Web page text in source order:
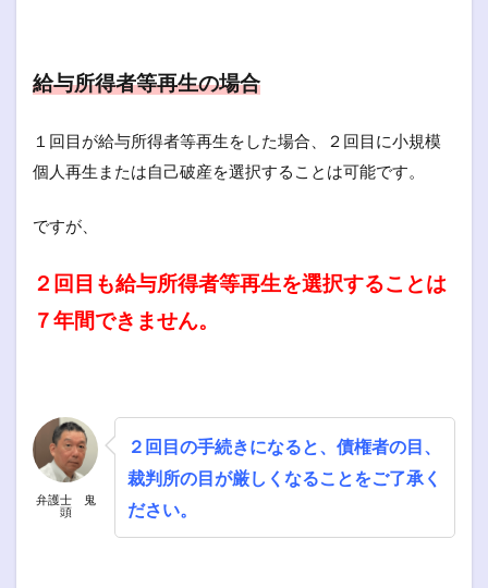
給与所得者等再生の場合
１回目が給与所得者等再生をした場合、２回目に小規模
個人再生または自己破産を選択することは可能です。
ですが、
２回目も給与所得者等再生を選択することは
７年間できません。
弁護士 鬼
頭
２回目の手続きになると、債権者の目、
裁判所の目が厳しくなることをご了承く
ださい。